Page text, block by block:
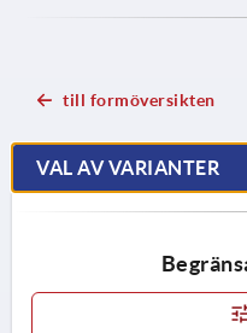
till formöversikten
VAL AV VARIANTER